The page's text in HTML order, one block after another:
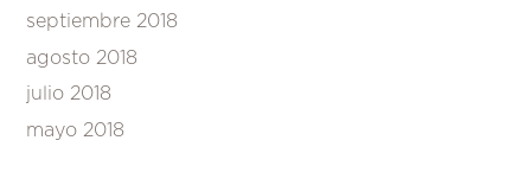
septiembre 2018
agosto 2018
julio 2018
mayo 2018